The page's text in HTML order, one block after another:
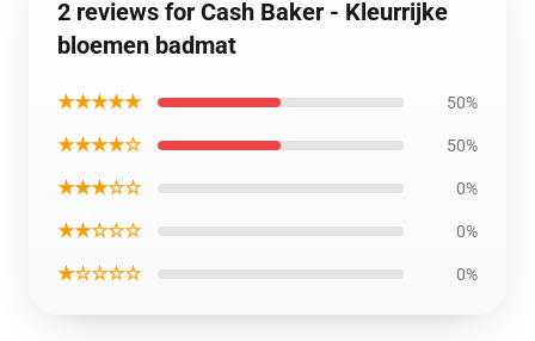
2 reviews for Cash Baker - Kleurrijke
bloemen badmat
★★★★★ 50%
★★★★☆ 50%
★★★☆☆ 0%
★★☆☆☆ 0%
★☆☆☆☆ 0%